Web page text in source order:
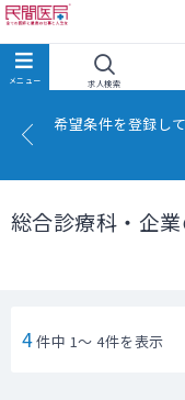
求人検索
希望条件を登録し
総合診療科・企
4件中 1～ 4件を表示